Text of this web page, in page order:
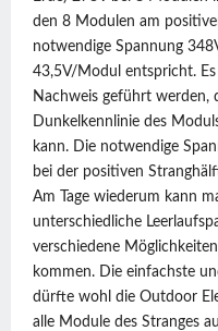
den 8 Modulen am
notwendige Spannung
43,5V/Modul entspricht.
Nachweis geführt werden,
Dunkelkennlinie des
kann. Die notwendige
bei der positiven
Am Tage wiederum kann
unterschiedliche
verschiedene
kommen. Die einfachste
dürfte wohl die Outdoor
alle Module des Stranges